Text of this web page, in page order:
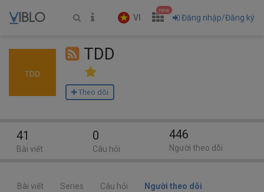
VI
new
Đăng nhập/Đăng ký
TDD
Theo dõi
Bài viết Series Câu hỏi Người theo dõi
41
Bài viết
0
Câu hỏi
446
Người theo dõi